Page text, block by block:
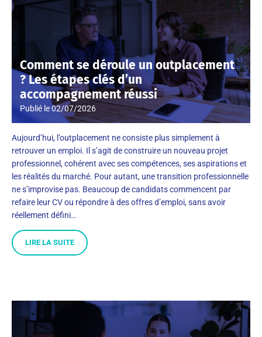
Comment se déroule un outplacement
? Les étapes clés d’un
accompagnement réussi
Publié le02/07/2026
Aujourd’hui, l’outplacement ne consiste plus simplement à
retrouver un emploi. Il s’agit de construire un nouveau projet
professionnel, cohérent avec ses compétences, ses aspirations et
les réalités du marché. Pour autant, une transition professionnelle
ne s’improvise pas. Beaucoup de candidats commencent par
refaire leur CV ou répondre à des offres d’emploi, sans avoir
réellement défini…
LIRE LA SUITE